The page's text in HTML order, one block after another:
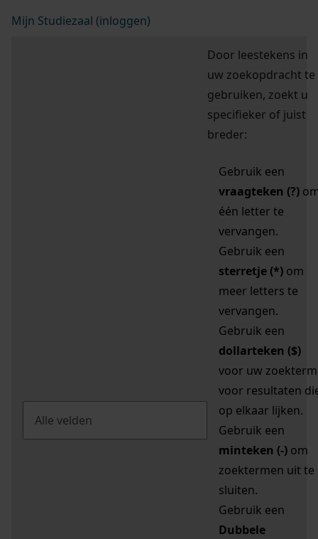
Mijn Studiezaal (inloggen)
Door leestekens in
uw zoekopdracht te
gebruiken, zoekt u
specifieker of juist
breder:
Gebruik een
vraagteken (?)
één letter te
vervangen.
Gebruik een
sterretje (*) om
meer letters te
vervangen.
Gebruik een
dollarteken ($)
voor uw zoekterm
voor resultaten
op elkaar lijken.
Gebruik een
minteken (-) om
zoektermen uit te
sluiten.
Gebruik een
Dubbele